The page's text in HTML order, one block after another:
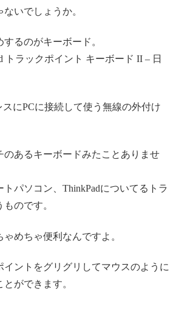
いでしょうか。
るのがキーボード。
トラックポイント キーボード II – 日
スにPCに接続して使う無線の外付け
のあるキーボードみたことありませ
パソコン、ThinkPadについてるトラ
のです。
めちゃ便利なんですよ。
イントをグリグリしてマウスのように
ができます。